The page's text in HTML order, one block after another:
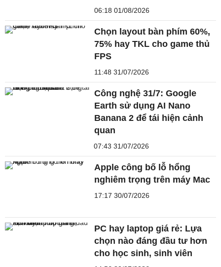
06:18 01/08/2026
Chọn layout bàn phím 60%,
75% hay TKL cho game thủ
FPS
11:48 31/07/2026
Công nghệ 31/7: Google
Earth sử dụng AI Nano
Banana 2 để tái hiện cảnh
quan
07:43 31/07/2026
Apple công bố lỗ hổng
nghiêm trọng trên máy Mac
17:17 30/07/2026
PC hay laptop giá rẻ: Lựa
chọn nào đáng đầu tư hơn
cho học sinh, sinh viên